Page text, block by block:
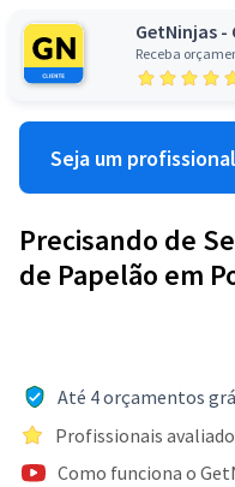
GetNinjas -
Receba
Seja um profissional
Precisando de
de Papelão em
Até 4 orçamentos
Profissionais
Como funciona o